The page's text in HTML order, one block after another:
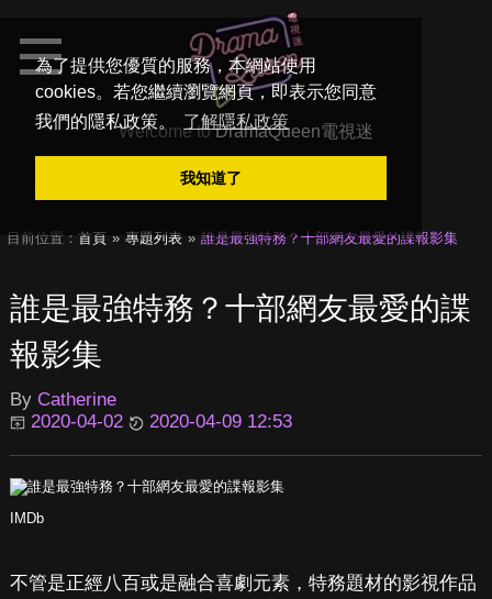
為了提供您優質的服務，本網站使用
cookies。若您繼續瀏覽網頁，即表示您同意
我們的隱私政策。
了解隱私政策
我知道了
Welcome toDramaQueen電視迷
目前位置： 首頁 專題列表 誰是最強特務？十部網友最愛的諜報影集
誰是最強特務？十部網友最愛的諜
報影集
By Catherine
2020-04-02
2020-04-09 12:53
IMDb
不管是正經八百或是融合喜劇元素，特務題材的影視作品